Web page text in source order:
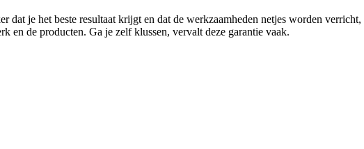
dat je het beste resultaat krijgt en dat de werkzaamheden netjes worden
en de producten. Ga je zelf klussen, vervalt deze garantie vaak.